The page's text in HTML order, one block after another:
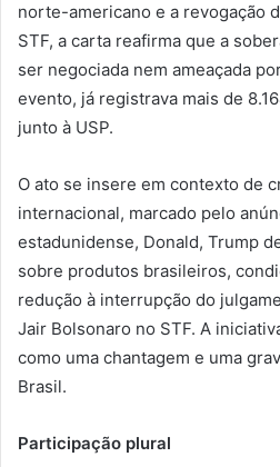
norte-americano e a revogação
STF, a carta reafirma que a
ser negociada nem ameaçada
evento, já registrava mais de
junto à USP.
O ato se insere em contexto de
internacional, marcado pelo
estadunidense, Donald, Trump
sobre produtos brasileiros,
redução à interrupção do
Jair Bolsonaro no STF. A
como uma chantagem e uma
Brasil.
Participação plural